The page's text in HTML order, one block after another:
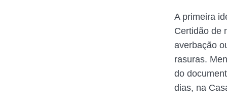
A primeira
Certidão de
averbação
rasuras.
do
dias, na